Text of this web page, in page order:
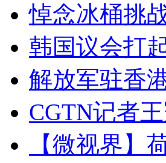
悼念冰桶挑
韩国议会打
解放军驻香
CGTN记者
【微视界】